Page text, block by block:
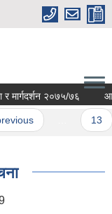
२०७५/७६